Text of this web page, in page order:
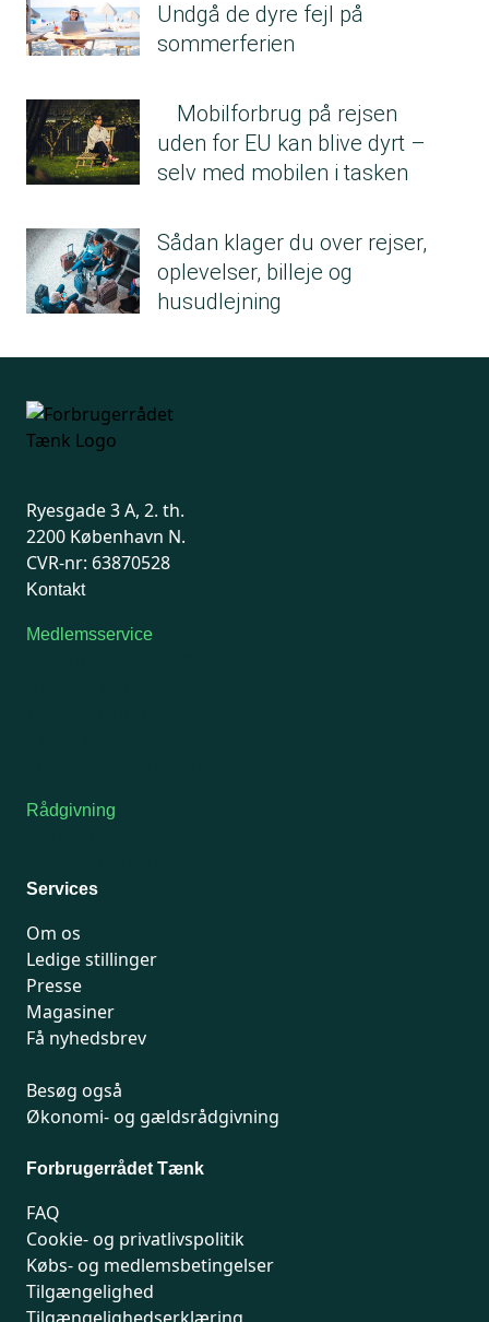
Undgå de dyre fejl på
sommerferien
Mobilforbrug på rejsen
uden for EU kan blive dyrt –
selv med mobilen i tasken
Sådan klager du over rejser,
oplevelser, billeje og
husudlejning
Ryesgade 3 A, 2. th.
2200 København N.
CVR-nr: 63870528
Kontakt
Medlemsservice
Rådgivning
Services
Om os
Ledige stillinger
Presse
Magasiner
Få nyhedsbrev
Besøg også
Økonomi- og gældsrådgivning
Forbrugerrådet Tænk
FAQ
Cookie- og privatlivspolitik
Købs- og medlemsbetingelser
Tilgængelighed